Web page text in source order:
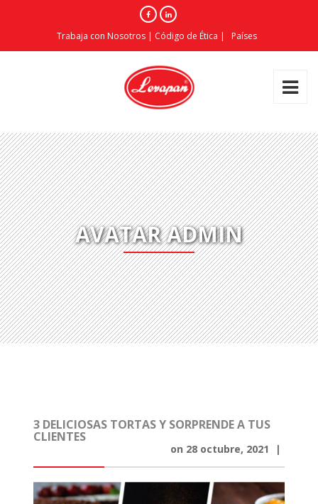
Trabaja con Nosotros | Código de Ética | Países
AVATAR ADMIN
3 DELICIOSAS TORTAS Y SORPRENDE A TUS
CLIENTES
on 28 octubre, 2021 |